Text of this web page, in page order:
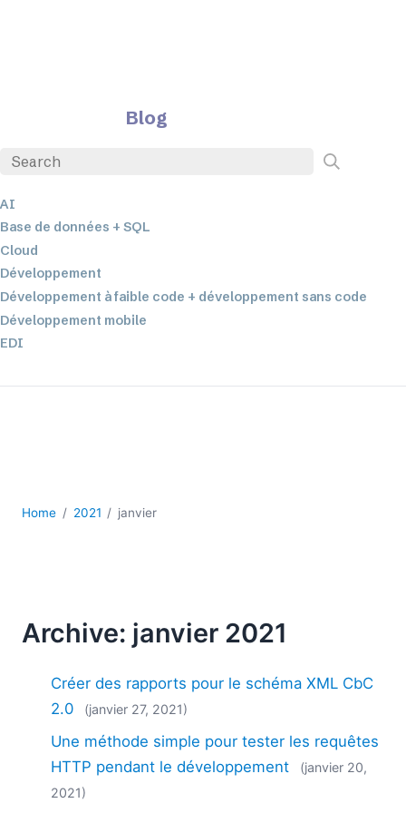
Blog
AI
Base de données + SQL
Cloud
Développement
Développement à faible code + développement sans code
Développement mobile
EDI
Intégration des données
XBRL
2026
2024
2023
2022
2020
2019
Home 2021 janvier
Archive: janvier 2021
Créer des rapports pour le schéma XML CbC
2.0
(janvier 27, 2021)
Une méthode simple pour tester les requêtes
HTTP pendant le développement
(janvier 20,
2021)